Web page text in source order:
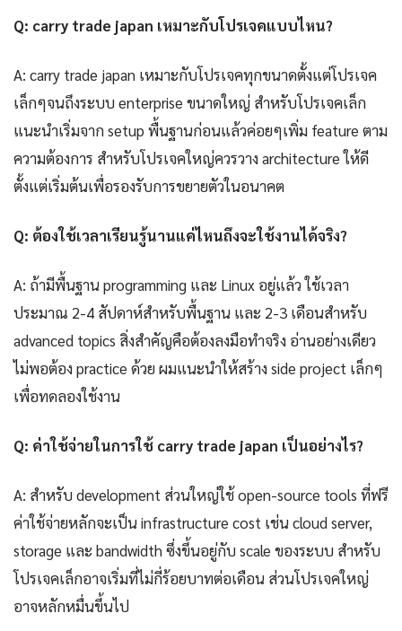
Q: carry trade japan เหมาะกับโปรเจคแบบไหน?
A: carry trade japan เหมาะกับโปรเจคทุกขนาดตั้งแต่โปรเจค
เล็กๆจนถึงระบบ enterprise ขนาดใหญ่ สำหรับโปรเจคเล็ก
แนะนำเริ่มจาก setup พื้นฐานก่อนแล้วค่อยๆเพิ่ม feature ตาม
ความต้องการ สำหรับโปรเจคใหญ่ควรวาง architecture ให้ดี
ตั้งแต่เริ่มต้นเพื่อรองรับการขยายตัวในอนาคต
Q: ต้องใช้เวลาเรียนรู้นานแค่ไหนถึงจะใช้งานได้จริง?
A: ถ้ามีพื้นฐาน programming และ Linux อยู่แล้ว ใช้เวลา
ประมาณ 2-4 สัปดาห์สำหรับพื้นฐาน และ 2-3 เดือนสำหรับ
advanced topics สิ่งสำคัญคือต้องลงมือทำจริง อ่านอย่างเดียว
ไม่พอต้อง practice ด้วย ผมแนะนำให้สร้าง side project เล็กๆ
เพื่อทดลองใช้งาน
Q: ค่าใช้จ่ายในการใช้ carry trade japan เป็นอย่างไร?
A: สำหรับ development ส่วนใหญ่ใช้ open-source tools ที่ฟรี
ค่าใช้จ่ายหลักจะเป็น infrastructure cost เช่น cloud server,
storage และ bandwidth ซึ่งขึ้นอยู่กับ scale ของระบบ สำหรับ
โปรเจคเล็กอาจเริ่มที่ไม่กี่ร้อยบาทต่อเดือน ส่วนโปรเจคใหญ่
อาจหลักหมื่นขึ้นไป